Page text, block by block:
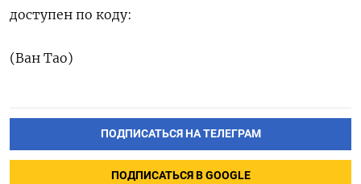
доступен по коду:
(Ван Тао)
ПОДПИСАТЬСЯ НА ТЕЛЕГРАМ
ПОДПИСАТЬСЯ В GOOGLE